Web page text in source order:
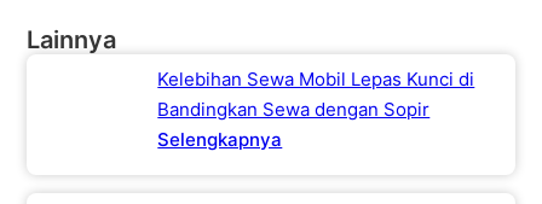
Lainnya
Kelebihan Sewa Mobil Lepas Kunci di
Bandingkan Sewa dengan Sopir
Selengkapnya